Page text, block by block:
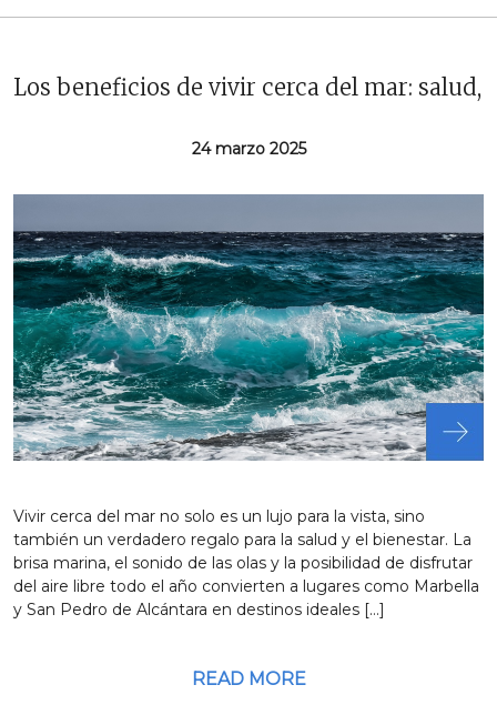
Los beneficios de vivir cerca del mar: salud,
24 marzo 2025
Vivir cerca del mar no solo es un lujo para la vista, sino
también un verdadero regalo para la salud y el bienestar. La
brisa marina, el sonido de las olas y la posibilidad de disfrutar
del aire libre todo el año convierten a lugares como Marbella
y San Pedro de Alcántara en destinos ideales […]
READ MORE